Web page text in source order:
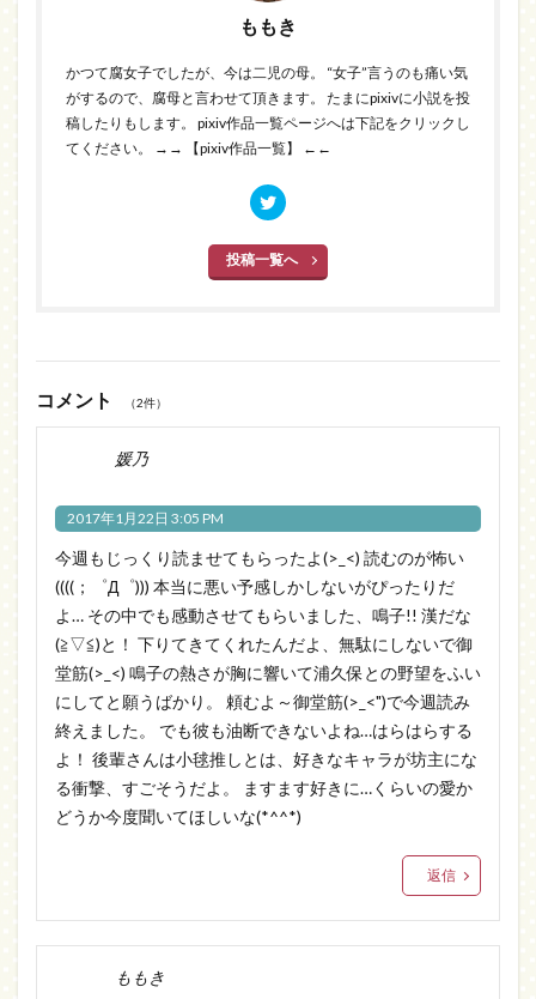
ももき
かつて腐女子でしたが、今は二児の母。 “女子”言うのも痛い気
がするので、腐母と言わせて頂きます。 たまにpixivに小説を投
稿したりもします。 pixiv作品一覧ページへは下記をクリックし
てください。
→→ 【pixiv作品一覧】 ←←
投稿一覧へ
コメント （2件）
媛乃
2017年1月22日 3:05 PM
今週もじっくり読ませてもらったよ(>_<) 読むのが怖い
((((；゜Д゜))) 本当に悪い予感しかしないがぴったりだ
よ… その中でも感動させてもらいました、鳴子!! 漢だな
(≧▽≦)と！ 下りてきてくれたんだよ、無駄にしないで御
堂筋(>_<) 鳴子の熱さが胸に響いて浦久保との野望をふい
にしてと願うばかり。 頼むよ～御堂筋(>_<")で今週読み
終えました。 でも彼も油断できないよね…はらはらする
よ！ 後輩さんは小毬推しとは、好きなキャラが坊主にな
る衝撃、すごそうだよ。 ますます好きに…くらいの愛か
どうか今度聞いてほしいな(*^^*)
返信
ももき